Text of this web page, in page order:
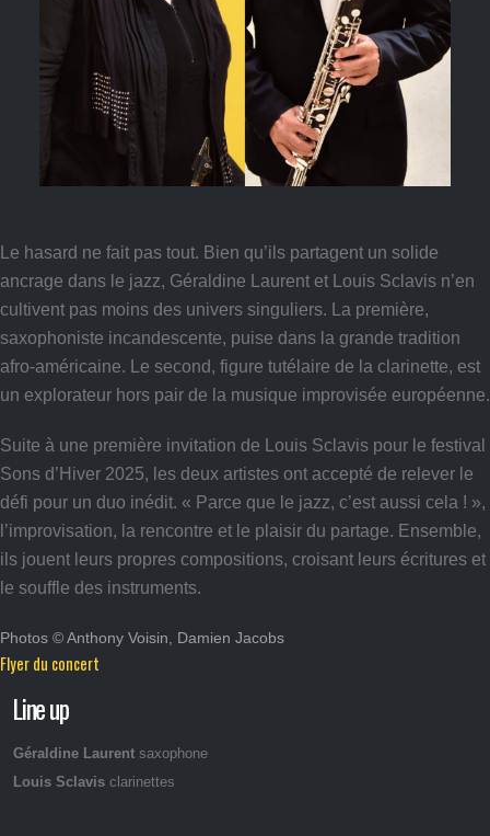
Le hasard ne fait pas tout. Bien qu’ils partagent un solide
ancrage dans le jazz, Géraldine Laurent et Louis Sclavis n’en
cultivent pas moins des univers singuliers. La première,
saxophoniste incandescente, puise dans la grande tradition
afro-américaine. Le second, figure tutélaire de la clarinette, est
un explorateur hors pair de la musique improvisée européenne.
Suite à une première invitation de Louis Sclavis pour le festival
Sons d’Hiver 2025, les deux artistes ont accepté de relever le
défi pour un duo inédit. « Parce que le jazz, c’est aussi cela ! »,
l’improvisation, la rencontre et le plaisir du partage. Ensemble,
ils jouent leurs propres compositions, croisant leurs écritures et
le souffle des instruments.
Photos © Anthony Voisin, Damien Jacobs
Flyer du concert
Line up
Géraldine Laurent saxophone
Louis Sclavis clarinettes